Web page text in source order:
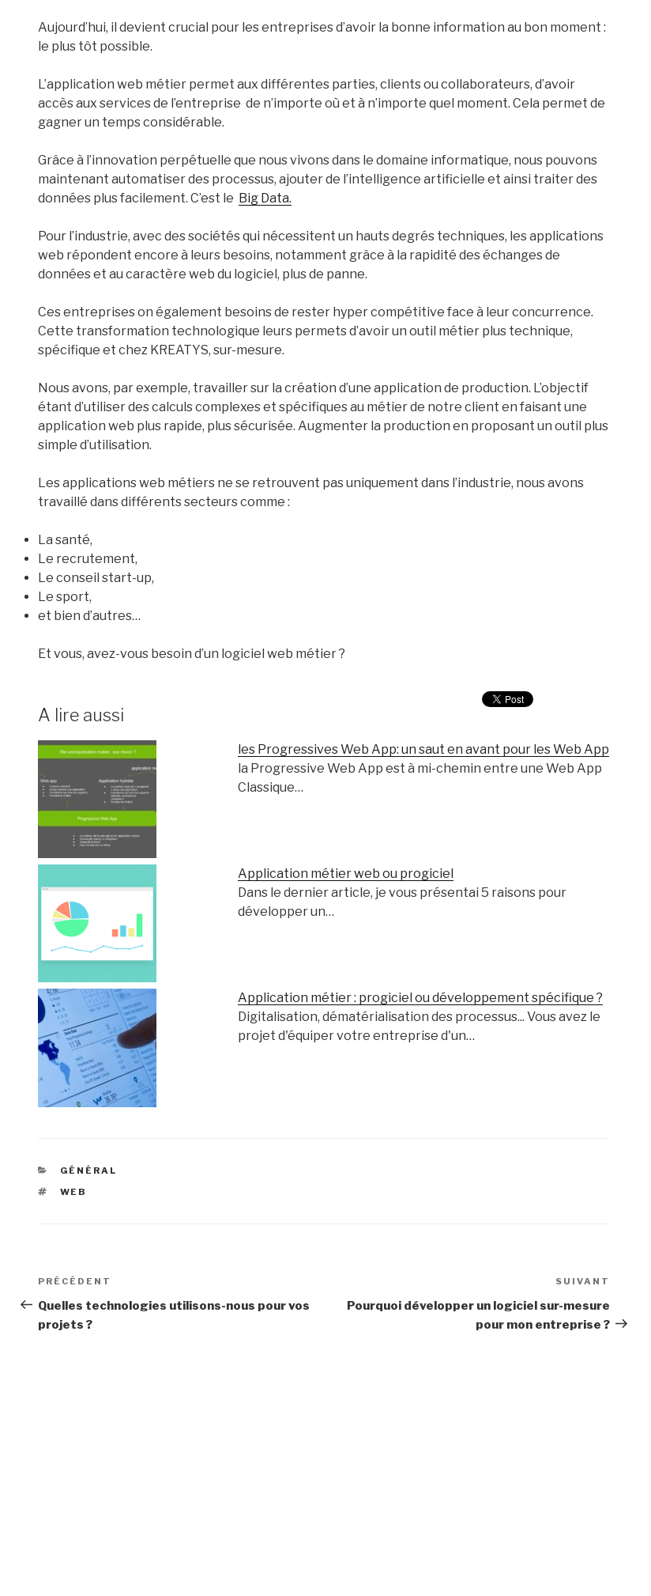
Aujourd’hui, il devient crucial pour les entreprises d’avoir la bonne information au bon moment :
le plus tôt possible.
L’application web métier permet aux différentes parties, clients ou collaborateurs, d’avoir
accès aux services de l’entreprise de n’importe où et à n’importe quel moment. Cela permet de
gagner un temps considérable.
Grâce à l’innovation perpétuelle que nous vivons dans le domaine informatique, nous pouvons
maintenant automatiser des processus, ajouter de l’intelligence artificielle et ainsi traiter des
données plus facilement. C’est le Big Data.
Pour l’industrie, avec des sociétés qui nécessitent un hauts degrés techniques, les applications
web répondent encore à leurs besoins, notamment grâce à la rapidité des échanges de
données et au caractère web du logiciel, plus de panne.
Ces entreprises on également besoins de rester hyper compétitive face à leur concurrence.
Cette transformation technologique leurs permets d’avoir un outil métier plus technique,
spécifique et chez KREATYS, sur-mesure.
Nous avons, par exemple, travailler sur la création d’une application de production. L’objectif
étant d’utiliser des calculs complexes et spécifiques au métier de notre client en faisant une
application web plus rapide, plus sécurisée. Augmenter la production en proposant un outil plus
simple d’utilisation.
Les applications web métiers ne se retrouvent pas uniquement dans l’industrie, nous avons
travaillé dans différents secteurs comme :
La santé,
Le recrutement,
Le conseil start-up,
Le sport,
et bien d’autres…
Et vous, avez-vous besoin d’un logiciel web métier ?
A lire aussi
les Progressives Web App: un saut en avant pour les Web App
la Progressive Web App est à mi-chemin entre une Web App
Classique…
Application métier web ou progiciel
Dans le dernier article, je vous présentai 5 raisons pour
développer un…
Application métier : progiciel ou développement spécifique ?
Digitalisation, dématérialisation des processus... Vous avez le
projet d'équiper votre entreprise d'un…
CATÉGORIES
GÉNÉRAL
ÉTIQUETTES
WEB
Navigation
de
l’article
Article
précédent
PRÉCÉDENT
Quelles technologies utilisons-nous pour vos
projets ?
suivant
SUIVANT
Pourquoi développer un logiciel sur-mesure
pour mon entreprise ?